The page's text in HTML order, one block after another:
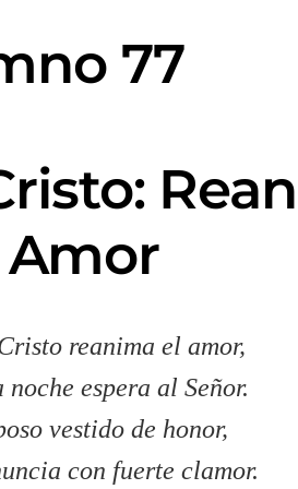
77
reanima el amor,
espera al Señor.
vestido de honor,
con fuerte clamor.